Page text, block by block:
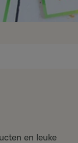
en leuke